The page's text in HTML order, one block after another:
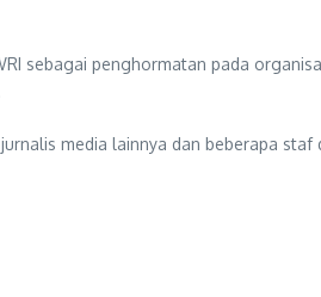
sebagai penghormatan pada
media lainnya dan beberapa